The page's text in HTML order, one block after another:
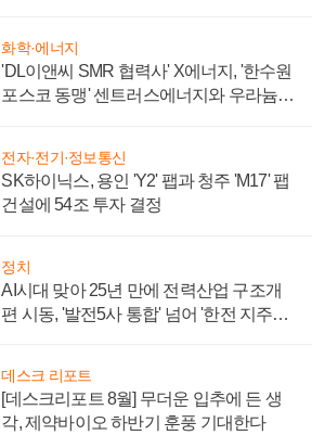
화학·에너지
'DL이앤씨 SMR 협력사' X에너지, '한수원
포스코 동맹' 센트러스에너지와 우라늄
전자·전기·정보통신
SK하이닉스, 용인 'Y2' 팹과 청주 'M17' 팹
건설에 54조 투자 결정
정치
AI시대 맞아 25년 만에 전력산업 구조개
편 시동, '발전5사 통합' 넘어 '한전 지주사'
데스크 리포트
[데스크리포트 8월] 무더운 입추에 든 생
각, 제약바이오 하반기 훈풍 기대한다